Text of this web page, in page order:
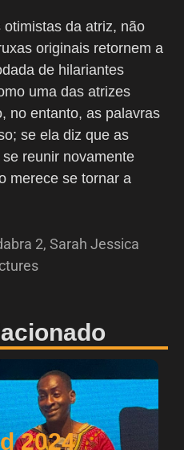
da atriz, não
originais retornem a
de hilariantes
uma das atrizes
no entanto, as palavras
se ela diz que as
reunir novamente
merece se tornar a
2, Sarah Jessica
2024